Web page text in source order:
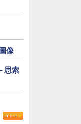
像
思索